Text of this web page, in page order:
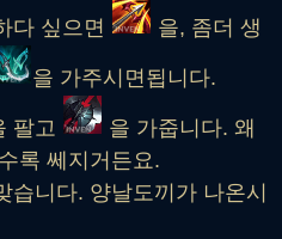
다 싶으면 을, 좀더 생
을 가주시면됩니다.
팔고
을 가줍니다. 왜
록 쎄지거든요.
습니다. 양날도끼가 나온시